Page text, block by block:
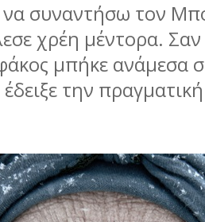
συναντήσω τον
χρέη μέντορα. Σαν
μπήκε ανάμεσα
την